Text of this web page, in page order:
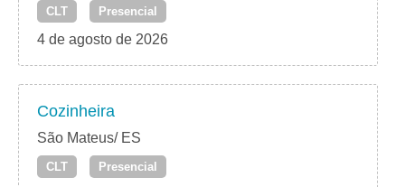
CLT Presencial
4 de agosto de 2026
Cozinheira
São Mateus/ ES
CLT Presencial